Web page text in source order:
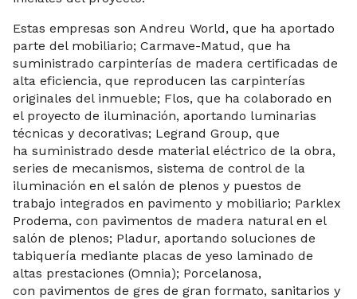
Estas empresas son Andreu World, que ha aportado
parte del mobiliario; Carmave-Matud, que ha
suministrado carpinterías de madera certificadas de
alta eficiencia, que reproducen las carpinterías
originales del inmueble; Flos, que ha colaborado en
el proyecto de iluminación, aportando luminarias
técnicas y decorativas; Legrand Group, que
ha suministrado desde material eléctrico de la obra,
series de mecanismos, sistema de control de la
iluminación en el salón de plenos y puestos de
trabajo integrados en pavimento y mobiliario; Parklex
Prodema, con pavimentos de madera natural en el
salón de plenos; Pladur, aportando soluciones de
tabiquería mediante placas de yeso laminado de
altas prestaciones (Omnia); Porcelanosa,
con pavimentos de gres de gran formato, sanitarios y